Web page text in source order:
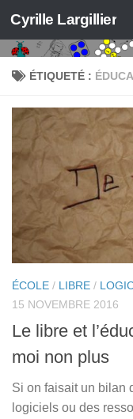
Skip to content
Cyrille Largillier
ÉTIQUETÉ :
ÉCOLE / LIBRE /
15 NOVEMBRE 2016
Le libre et
moi non plus
Si on faisait un bilan
logiciels ou des